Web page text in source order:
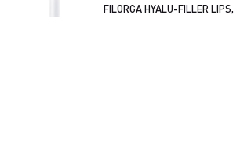
FILORGA HYALU-FILLER LIPS,